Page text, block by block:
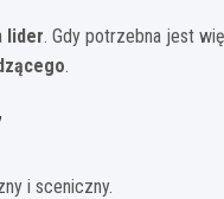
lider. Gdy potrzebna jest
.
i sceniczny.